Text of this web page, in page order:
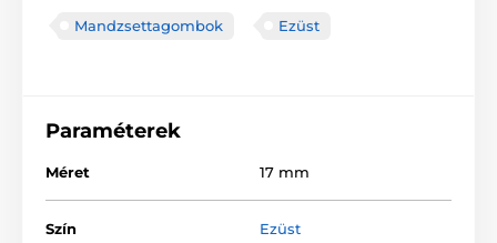
Mandzsettagombok Ezüst
Paraméterek
Méret 17 mm
Szín Ezüst